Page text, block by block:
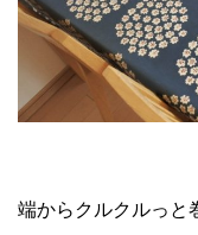
端からクルクルっと